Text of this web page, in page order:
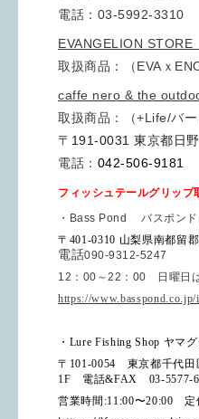
電話：03-5992-3310
EVANGELION
取扱商品：（EVAｘ
caffe nero & the
取扱商品：（+Life/バ
〒191-0031 東京都日野
電話： 042-506-9181
フィッシュテールグリップ
・ Bass Pond バスポンド
〒401-0310 山梨県南都留
電話090-9312-5247
12 ： 00 ～22 ： 00 日曜日
https://
・Lure Fishing Shop ヤマ
〒 101-0054 東京都千代田
1F 電話&FAX
03-5577-
営業時間 :11:00〜20:00 定